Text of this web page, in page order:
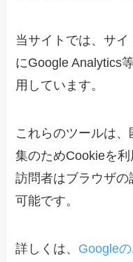
当サイトでは、サ
にGoogle Analytics
用しています。
これらのツールは
集のためCookieを利
訪問者はブラウザ
可能です。
詳しくは、 Google